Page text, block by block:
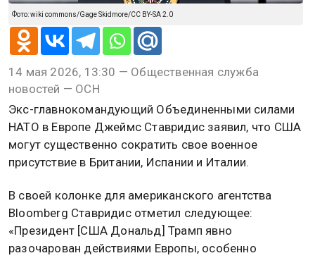
Фото: wiki commons/Gage Skidmore/CC BY-SA 2.0
14 мая 2026, 13:30 — Общественная служба
новостей — ОСН
Экс-главнокомандующий Объединенными силами
НАТО в Европе Джеймс Ставридис заявил, что США
могут существенно сократить свое военное
присутствие в Британии, Испании и Италии.
В своей колонке для американского агентства
Bloomberg Ставридис отметил следующее:
«Президент [США Дональд] Трамп явно
разочарован действиями Европы, особенно